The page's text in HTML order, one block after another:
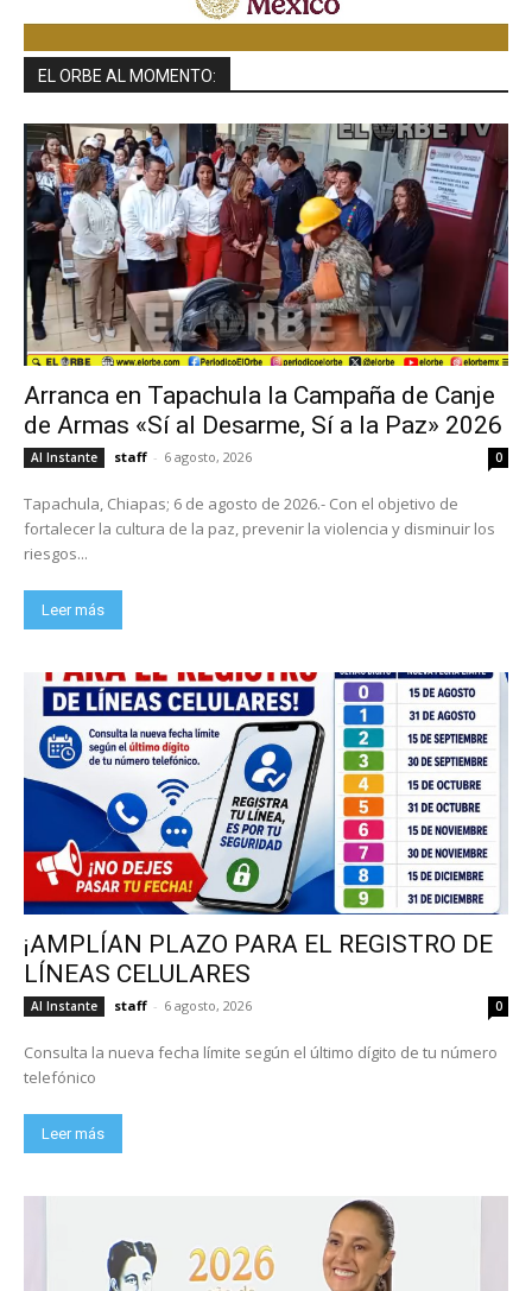
EL ORBE AL MOMENTO:
Arranca en Tapachula la Campaña de Canje
de Armas «Sí al Desarme, Sí a la Paz» 2026
Al Instante staff - 6 agosto, 2026 0
Tapachula, Chiapas; 6 de agosto de 2026.- Con el objetivo de
fortalecer la cultura de la paz, prevenir la violencia y disminuir los
riesgos...
Leer más
¡AMPLÍAN PLAZO PARA EL REGISTRO DE
LÍNEAS CELULARES
Al Instante staff - 6 agosto, 2026 0
Consulta la nueva fecha límite según el último dígito de tu número
telefónico
Leer más